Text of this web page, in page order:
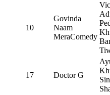
10
Govinda
Naam
MeraComedy
17 Doctor G